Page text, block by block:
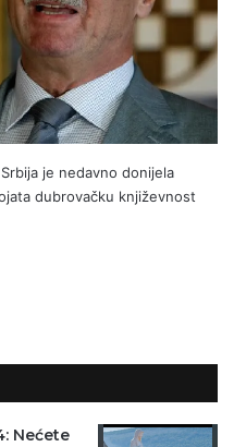
je nedavno donijela
dubrovačku književnost
Nećete